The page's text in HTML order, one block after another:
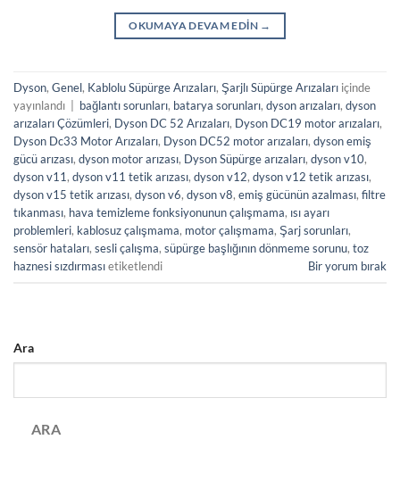
OKUMAYA DEVAM EDIN →
Dyson, Genel, Kablolu Süpürge Arızaları, Şarjlı Süpürge Arızaları içinde
yayınlandı
bağlantı sorunları, batarya sorunları, dyson arızaları, dyson
arızaları Çözümleri, Dyson DC 52 Arızaları, Dyson DC19 motor arızaları,
Dyson Dc33 Motor Arızaları, Dyson DC52 motor arızaları, dyson emiş
gücü arızası, dyson motor arızası, Dyson Süpürge arızaları, dyson v10,
dyson v11, dyson v11 tetik arızası, dyson v12, dyson v12 tetik arızası,
dyson v15 tetik arızası, dyson v6, dyson v8, emiş gücünün azalması, filtre
tıkanması, hava temizleme fonksiyonunun çalışmama, ısı ayarı
problemleri, kablosuz çalışmama, motor çalışmama, Şarj sorunları,
sensör hataları, sesli çalışma, süpürge başlığının dönmeme sorunu, toz
haznesi sızdırmasıetiketlendi Bir yorum bırak
Ara
ARA